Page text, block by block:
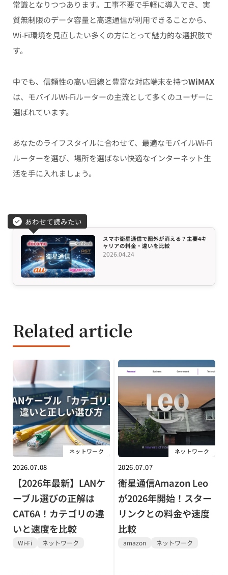
常識となりつつあります。工事不要で手軽に導入でき、実
質無制限のデータ容量と高速通信が利用できることから、
Wi-Fi環境を見直したい多くの方にとって魅力的な選択肢で
す。
中でも、信頼性の高い回線と豊富な対応端末を持つWiMAX
は、モバイルWi-Fiルーターの主流として多くのユーザーに
選ばれています。
あなたのライフスタイルに合わせて、最適なモバイルWi-Fi
ルーターを選び、場所を選ばない快適なインターネット生
活を手に入れましょう。
あわせて読みたい
スマホ衛星通信で圏外が消える？主要4キ
ャリアの料金・違いを比較
2026.04.24
Related article
ネットワーク
2026.07.08
【2026年最新】LANケ
ーブル選びの正解は
CAT6A！カテゴリの違
いと速度を比較
Wi-Fi ネットワーク
ネットワーク
2026.07.07
衛星通信Amazon Leo
が2026年開始！スター
リンクとの料金や速度
比較
amazon ネットワーク